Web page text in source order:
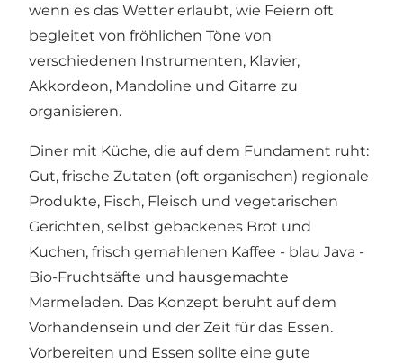
wenn es das Wetter erlaubt, wie Feiern oft
begleitet von fröhlichen Töne von
verschiedenen Instrumenten, Klavier,
Akkordeon, Mandoline und Gitarre zu
organisieren.
Diner mit Küche, die auf dem Fundament ruht:
Gut, frische Zutaten (oft organischen) regionale
Produkte, Fisch, Fleisch und vegetarischen
Gerichten, selbst gebackenes Brot und
Kuchen, frisch gemahlenen Kaffee - blau Java -
Bio-Fruchtsäfte und hausgemachte
Marmeladen. Das Konzept beruht auf dem
Vorhandensein und der Zeit für das Essen.
Vorbereiten und Essen sollte eine gute